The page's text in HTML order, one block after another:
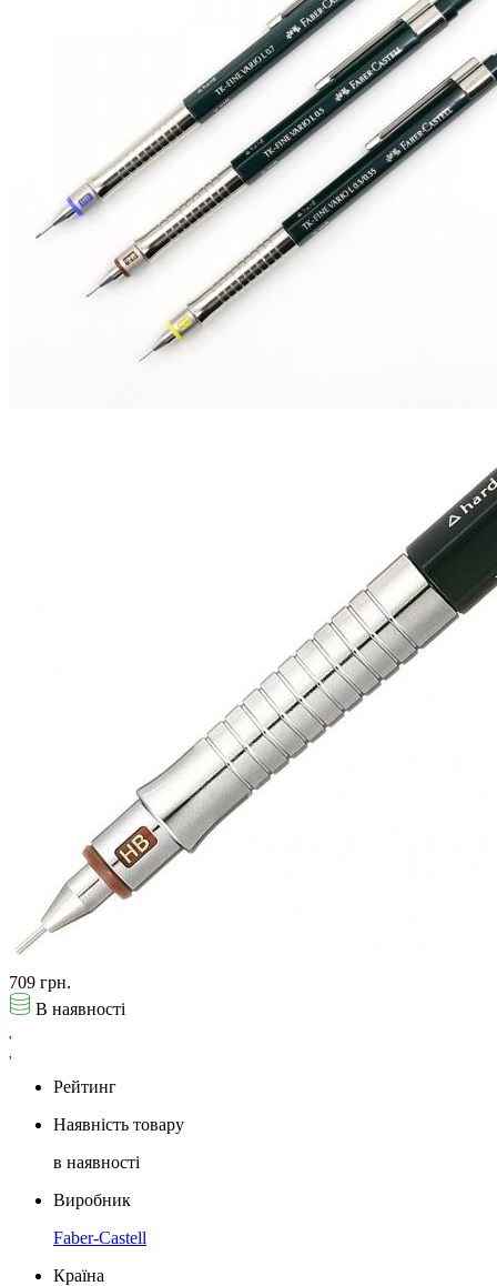
709 грн.
В наявності
Рейтинг
Наявність товару
в наявності
Виробник
Faber-Castell
Країна